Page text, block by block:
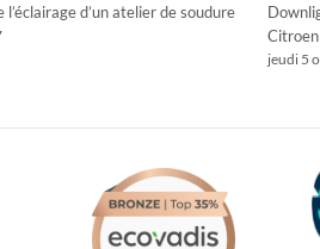
d’un atelier de soudure
Citroen
jeudi 5